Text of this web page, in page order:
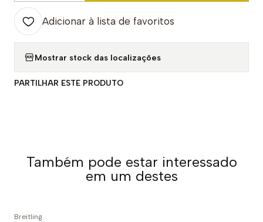
Adicionar à lista de favoritos
Mostrar stock das localizações
PARTILHAR ESTE PRODUTO
Também pode estar interessado
em um destes
Breitling